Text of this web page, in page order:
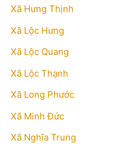
Xã Hưng Thịnh
Xã Lộc Hưng
Xã Lộc Quang
Xã Lộc Thạnh
Xã Long Phước
Xã Minh Đức
Xã Nghĩa Trung